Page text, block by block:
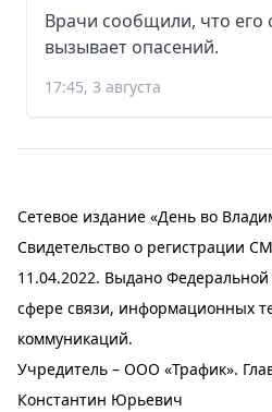
Врачи сообщили, что его
вызывает опасений.
17:45, 3 августа
Сетевое издание «День во
Свидетельство о регистрации
11.04.2022. Выдано
сфере связи, информационных
коммуникаций.
Учредитель – ООО «Трафик».
Константин Юрьевич